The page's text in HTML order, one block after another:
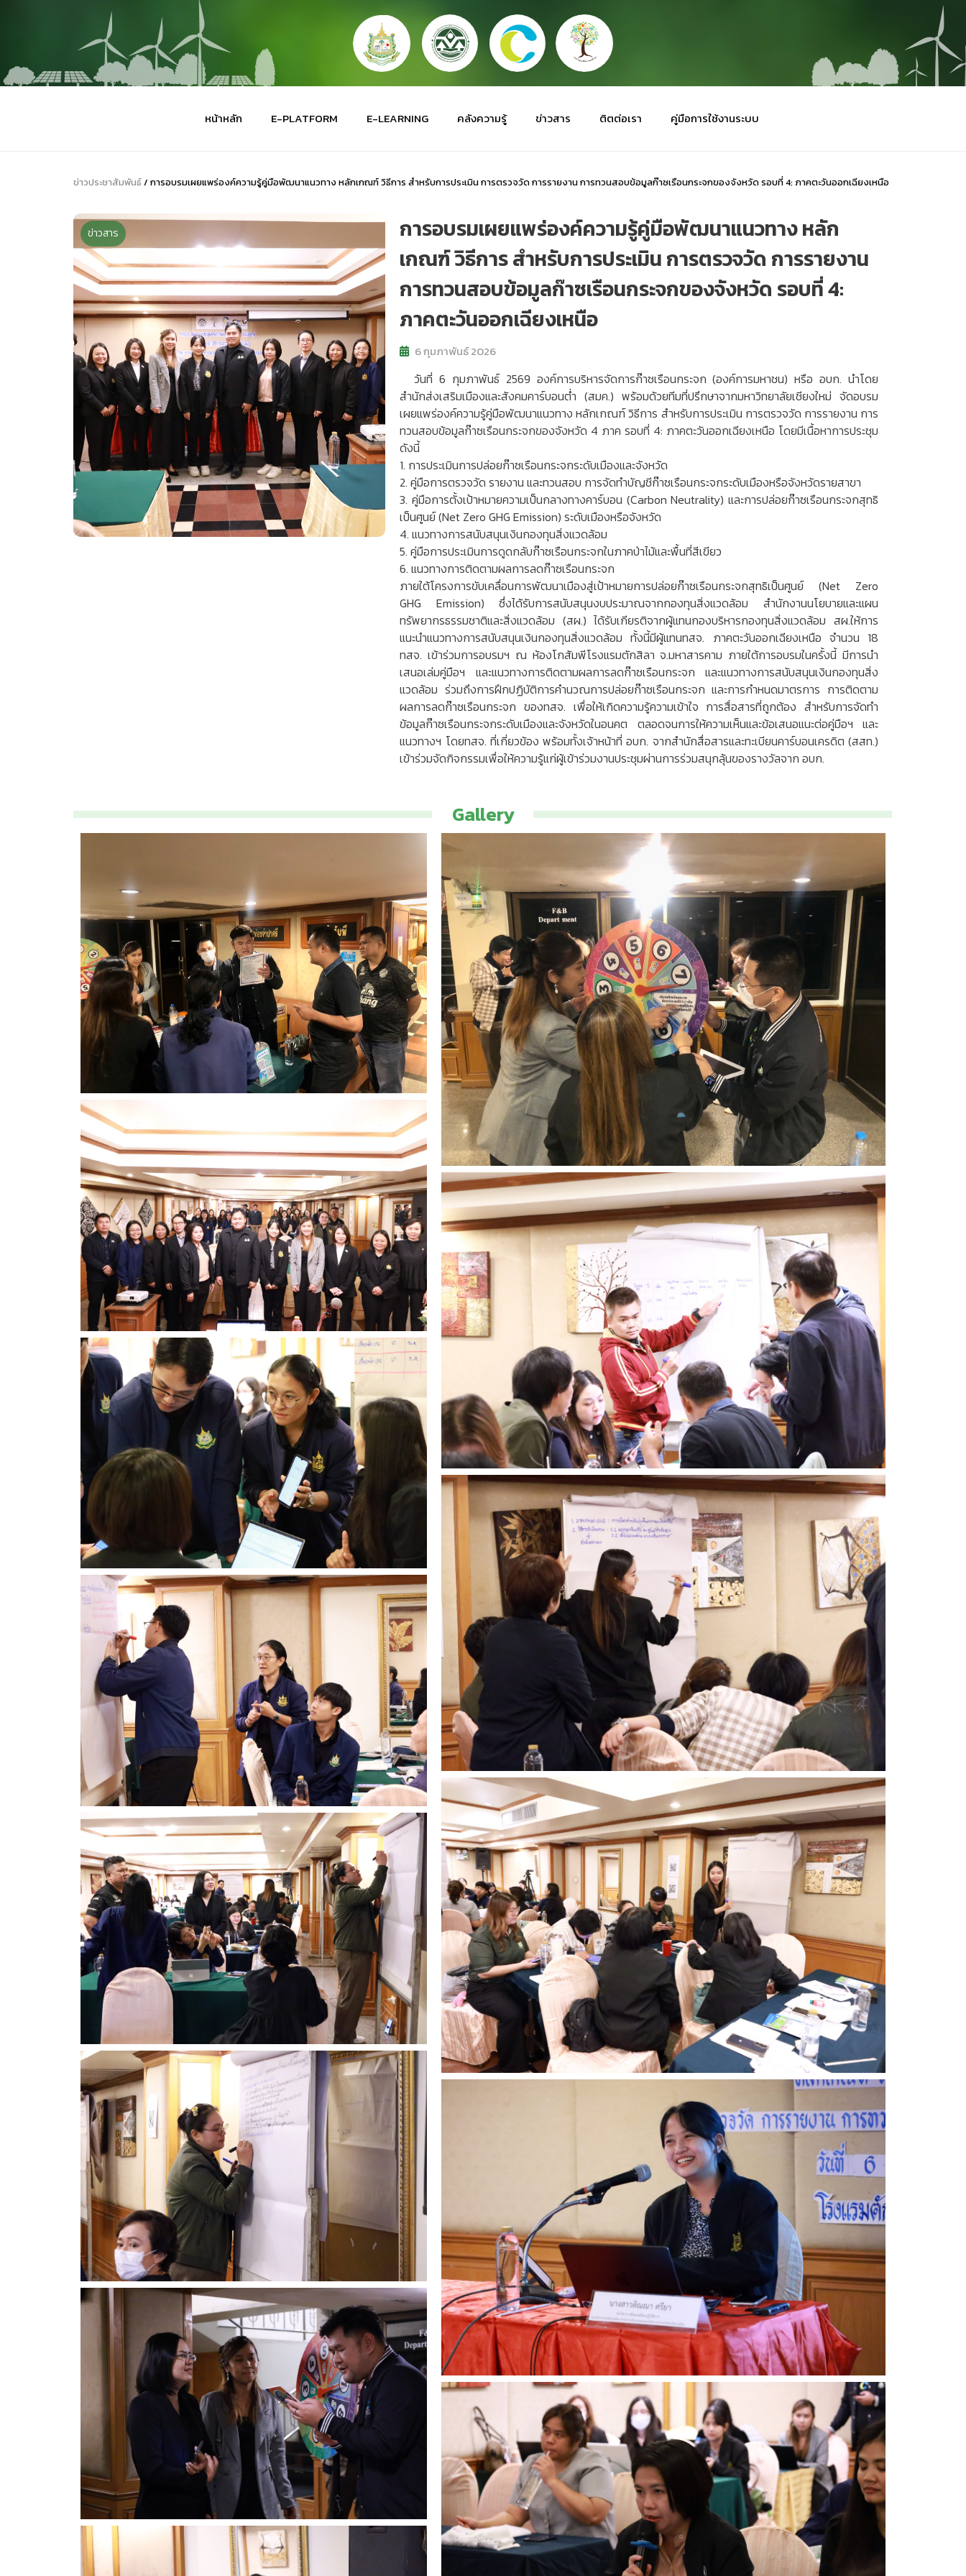
หน้าหลัก E-PLATFORM E-LEARNING คลังความรู้ ข่าวสาร ติตต่อเรา คู่มือการใช้งานระบบ
ข่าวประชาสัมพันธ์/ การอบรมเผยแพร่องค์ความรู้คู่มือพัฒนาแนวทาง หลักเกณฑ์ วิธีการ สำหรับการประเมิน การตรวจวัด การรายงาน การทวนสอบข้อมูลก๊าซเรือนกระจกของจังหวัด รอบที่ 4: ภาคตะวันออกเฉียงเหนือ
ข่าวสาร
การอบรมเผยแพร่องค์ความรู้คู่มือพัฒนาแนวทาง หลัก
เกณฑ์ วิธีการ สำหรับการประเมิน การตรวจวัด การรายงาน
การทวนสอบข้อมูลก๊าซเรือนกระจกของจังหวัด รอบที่ 4:
ภาคตะวันออกเฉียงเหนือ
6 กุมภาพันธ์ 2026
วันที่ 6 กุมภาพันธ์ 2569 องค์การบริหารจัดการก๊าซเรือนกระจก (องค์การมหาชน) หรือ อบก. นำโดย
สำนักส่งเสริมเมืองและสังคมคาร์บอนต่ำ (สมค.) พร้อมด้วยทีมที่ปรึกษาจากมหาวิทยาลัยเชียงใหม่ จัดอบรม
เผยแพร่องค์ความรู้คู่มือพัฒนาแนวทาง หลักเกณฑ์ วิธีการ สำหรับการประเมิน การตรวจวัด การรายงาน การ
ทวนสอบข้อมูลก๊าซเรือนกระจกของจังหวัด 4 ภาค รอบที่ 4: ภาคตะวันออกเฉียงเหนือ โดยมีเนื้อหาการประชุม
ดังนี้
1. การประเมินการปล่อยก๊าซเรือนกระจกระดับเมืองและจังหวัด
2. คู่มือการตรวจวัด รายงาน และทวนสอบ การจัดทำบัญชีก๊าซเรือนกระจกระดับเมืองหรือจังหวัดรายสาขา
3. คู่มือการตั้งเป้าหมายความเป็นกลางทางคาร์บอน (Carbon Neutrality) และการปล่อยก๊าซเรือนกระจกสุทธิ
เป็นศูนย์ (Net Zero GHG Emission) ระดับเมืองหรือจังหวัด
4. แนวทางการสนับสนุนเงินกองทุนสิ่งแวดล้อม
5. คู่มือการประเมินการดูดกลับก๊าซเรือนกระจกในภาคป่าไม้และพื้นที่สีเขียว
6. แนวทางการติดตามผลการลดก๊าซเรือนกระจก
ภายใต้โครงการขับเคลื่อนการพัฒนาเมืองสู่เป้าหมายการปล่อยก๊าซเรือนกระจกสุทธิเป็นศูนย์ (Net Zero
GHG Emission) ซึ่งได้รับการสนับสนุนงบประมาณจากกองทุนสิ่งแวดล้อม สำนักงานนโยบายและแผน
ทรัพยากรธรรมชาติและสิ่งแวดล้อม (สผ.) ได้รับเกียรติจากผู้แทนกองบริหารกองทุนสิ่งแวดล้อม สผ.ให้การ
แนะนำแนวทางการสนับสนุนเงินกองทุนสิ่งแวดล้อม ทั้งนี้มีผู้แทนทสจ. ภาคตะวันออกเฉียงเหนือ จำนวน 18
ทสจ. เข้าร่วมการอบรมฯ ณ ห้องโกสัมพีโรงแรมตักสิลา จ.มหาสารคาม ภายใต้การอบรมในครั้งนี้ มีการนำ
เสนอเล่มคู่มือฯ และแนวทางการติดตามผลการลดก๊าซเรือนกระจก และแนวทางการสนับสนุนเงินกองทุนสิ่ง
แวดล้อม ร่วมถึงการฝึกปฏิบัติการคำนวณการปล่อยก๊าซเรือนกระจก และการกำหนดมาตรการ การติดตาม
ผลการลดก๊าซเรือนกระจก ของทสจ. เพื่อให้เกิดความรู้ความเข้าใจ การสื่อสารที่ถูกต้อง สำหรับการจัดทำ
ข้อมูลก๊าซเรือนกระจกระดับเมืองและจังหวัดในอนคต ตลอดจนการให้ความเห็นและข้อเสนอแนะต่อคู่มือฯ และ
แนวทางฯ โดยทสจ. ที่เกี่ยวข้อง พร้อมทั้งเจ้าหน้าที่ อบก. จากสำนักสื่อสารและทะเบียนคาร์บอนเครดิต (สสท.)
เข้าร่วมจัดกิจกรรมเพื่อให้ความรู้แก่ผู้เข้าร่วมงานประชุมผ่านการร่วมสนุกลุ้นของรางวัลจาก อบก.
Gallery